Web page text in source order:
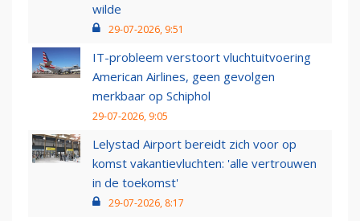
wilde
29-07-2026, 9:51
IT-probleem verstoort vluchtuitvoering
American Airlines, geen gevolgen
merkbaar op Schiphol
29-07-2026, 9:05
Lelystad Airport bereidt zich voor op
komst vakantievluchten: 'alle vertrouwen
in de toekomst'
29-07-2026, 8:17